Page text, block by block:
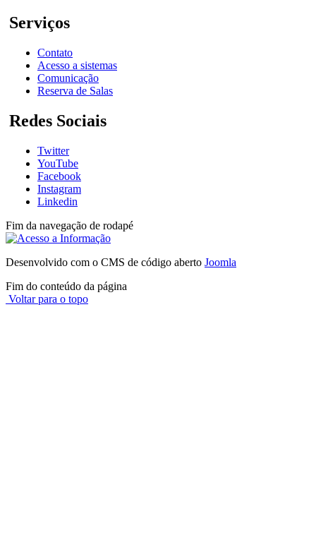
Serviços
Contato
Acesso a sistemas
Comunicação
Reserva de Salas
Redes Sociais
Twitter
YouTube
Facebook
Instagram
Linkedin
Fim da navegação de rodapé
Desenvolvido com o CMS de código aberto Joomla
Fim do conteúdo da página
Voltar para o topo